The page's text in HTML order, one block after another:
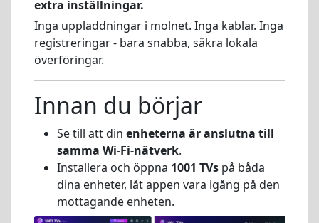
extra inställningar.
Inga uppladdningar i molnet. Inga kablar. Inga
registreringar - bara snabba, säkra lokala
överföringar.
Innan du börjar
Se till att din enheterna är anslutna till
samma Wi-Fi-nätverk.
Installera och öppna 1001 TVs på båda
dina enheter, låt appen vara igång på den
mottagande enheten.